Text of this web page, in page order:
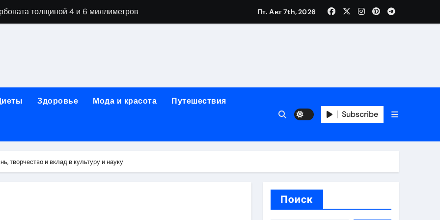
толщиной 4 и 6 миллиметров
этапы детоксикации и реабилитации
Новгороде: как выбрать надёжного помощника в трудный час
помощь при первичном обращении к наркологу
зависимости
Пт. Авг 7th, 2026
Здоровье Мода и красота Путешествия
Subscribe
творчество и вклад в культуру и науку
Поиск